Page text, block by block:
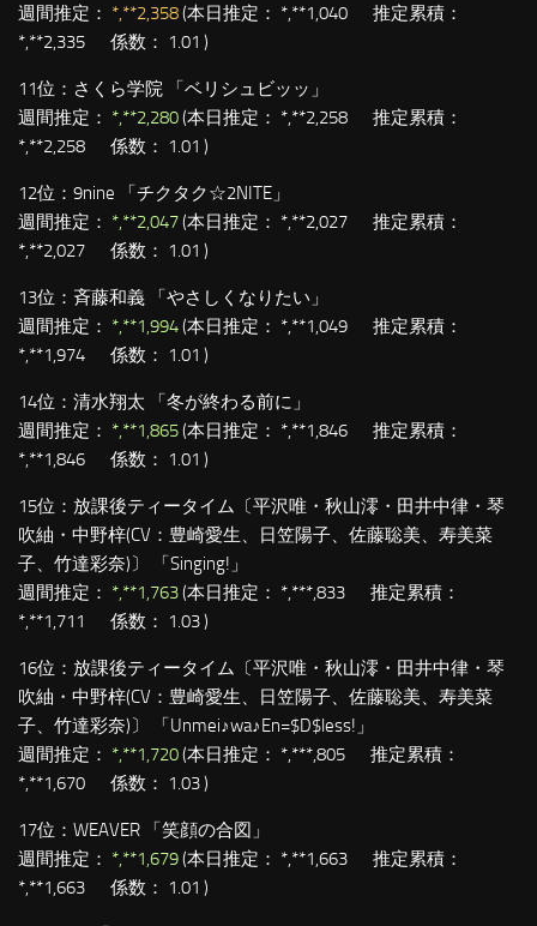
週間推定： *,**2,358(本日推定： *,**1,040 推定累積：
*,**2,335 係数： 1.01 )
11位： さくら学院 「ベリシュビッッ」
週間推定： *,**2,280(本日推定： *,**2,258 推定累積：
*,**2,258 係数： 1.01 )
12位： 9nine 「チクタク☆2NITE」
週間推定： *,**2,047(本日推定： *,**2,027 推定累積：
*,**2,027 係数： 1.01 )
13位： 斉藤和義 「やさしくなりたい」
週間推定： *,**1,994(本日推定： *,**1,049 推定累積：
*,**1,974 係数： 1.01 )
14位： 清水翔太 「冬が終わる前に」
週間推定： *,**1,865(本日推定： *,**1,846 推定累積：
*,**1,846 係数： 1.01 )
15位： 放課後ティータイム〔平沢唯・秋山澪・田井中律・琴
吹紬・中野梓(CV：豊崎愛生、日笠陽子、佐藤聡美、寿美菜
子、竹達彩奈)〕 「Singing!」
週間推定： *,**1,763(本日推定： *,***,833 推定累積：
*,**1,711 係数： 1.03 )
16位： 放課後ティータイム〔平沢唯・秋山澪・田井中律・琴
吹紬・中野梓(CV：豊崎愛生、日笠陽子、佐藤聡美、寿美菜
子、竹達彩奈)〕 「Unmei♪wa♪En=$D$less!」
週間推定： *,**1,720(本日推定： *,***,805 推定累積：
*,**1,670 係数： 1.03 )
17位： WEAVER 「笑顔の合図」
週間推定： *,**1,679(本日推定： *,**1,663 推定累積：
*,**1,663 係数： 1.01 )